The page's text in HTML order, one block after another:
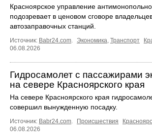
Красноярское управление
подозревает в ценовом сговоре
автозаправочных станций.
Источник: Babr24.com. Экономика, Транспорт
06.08.2026
Гидросамолет с пассажирами
на севере Красноярского края
На севере Красноярского края
совершил вынужденную посадку.
Источник: Babr24.com. Происшествия
06.08.2026